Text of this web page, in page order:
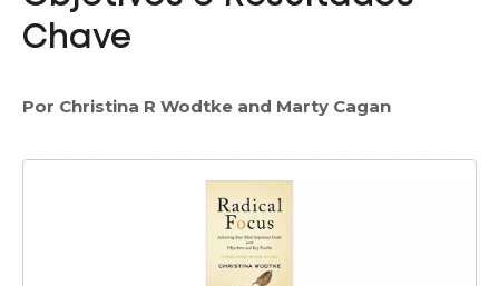
Chave
Por Christina R Wodtke and Marty Cagan